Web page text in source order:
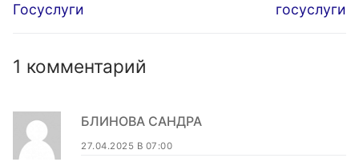
Госуслуги
госуслуги
1 комментарий
БЛИНОВА САНДРА
27.04.2025 В 07:00